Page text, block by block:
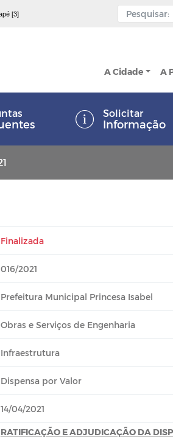
[3]
A Cidade A
Solicitar
Informação
Finalizada
016/2021
Prefeitura Municipal Princesa Isabel
Obras e Serviços de Engenharia
Infraestrutura
Dispensa por Valor
14/04/2021
RATIFICAÇÃO E ADJUDICAÇÃO DA